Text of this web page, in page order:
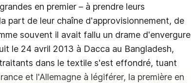
en premier – à prendre leurs
part de leur chaîne d'approvisionnement, de
souvent il avait fallu un drame d'envergure
le 24 avril 2013 à Dacca au Bangladesh,
dans le textile s'est effondré, tuant
et l'Allemagne à légiférer, la première en